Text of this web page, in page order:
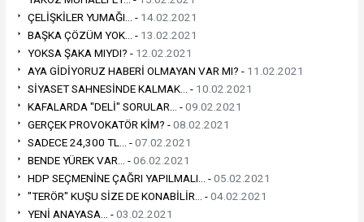
ÇELİŞKİLER YUMAĞI... - 14.02.2021
BAŞKA ÇÖZÜM YOK... - 13.02.2021
YOKSA ŞAKA MIYDI? - 12.02.2021
AYA GİDİYORUZ HABERİ OLMAYAN VAR MI? - 11.02.2021
SİYASET SAHNESİNDE KALMAK... - 10.02.2021
KAFALARDA "DELİ" SORULAR... -09.02.2021
GERÇEK PROVOKATÖR KİM? -08.02.2021
SADECE 24,300 TL... -07.02.2021
BENDE YÜREK VAR... -06.02.2021
HDP SEÇMENİNE ÇAĞRI YAPILMALI... -05.02.2021
"TERÖR" KUŞU SİZE DE KONABİLİR... -04.02.2021
YENİ ANAYASA... -03.02.2021